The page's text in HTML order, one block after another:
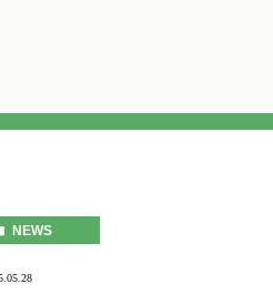
NEWS